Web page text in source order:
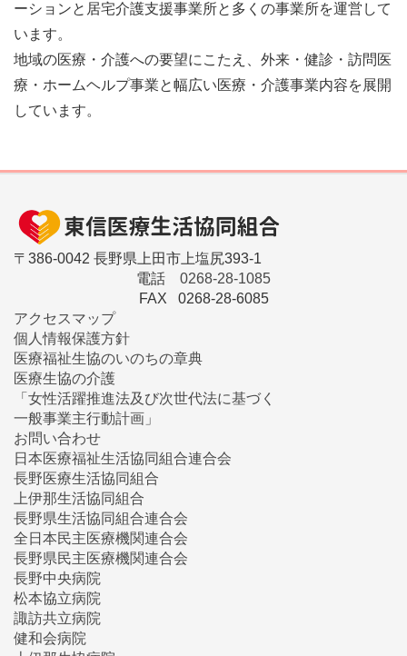
ーションと居宅介護支援事業所と多くの事業所を運営して
います。
地域の医療・介護への要望にこたえ、外来・健診・訪問医
療・ホームヘルプ事業と幅広い医療・介護事業内容を展開
しています。
〒386-0042 長野県上田市上塩尻393-1
電話 0268-28-1085
FAX 0268-28-6085
アクセスマップ
個人情報保護方針
医療福祉生協のいのちの章典
医療生協の介護
「女性活躍推進法及び次世代法に基づく
一般事業主行動計画」
お問い合わせ
日本医療福祉生活協同組合連合会
長野医療生活協同組合
上伊那生活協同組合
長野県生活協同組合連合会
全日本民主医療機関連合会
長野県民主医療機関連合会
長野中央病院
松本協立病院
諏訪共立病院
健和会病院